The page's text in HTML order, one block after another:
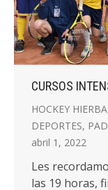
CURSOS
HOCKEY HIERBA
DEPORTES,
abril 1, 2022
Les
las 19 horas,